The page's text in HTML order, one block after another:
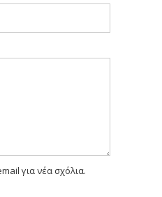
για νέα σχόλια.